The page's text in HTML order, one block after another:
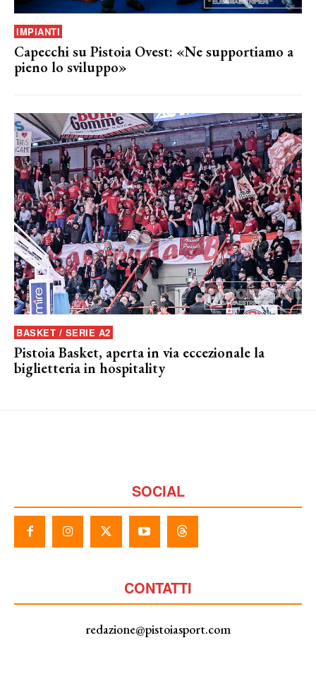
IMPIANTI
Capecchi su Pistoia Ovest: «Ne supportiamo a
pieno lo sviluppo»
BASKET / SERIE A2
Pistoia Basket, aperta in via eccezionale la
biglietteria in hospitality
SOCIAL
CONTATTI
redazione@pistoiasport.com